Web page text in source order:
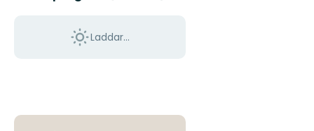
Laddar...